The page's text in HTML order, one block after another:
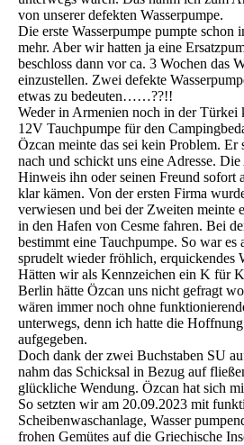
von unserer defekten Wasserpumpe.
Die erste Wasserpumpe pumpte schon
mehr. Aber wir hatten ja eine
beschloss dann vor ca. 3 Wochen das
einzustellen. Zwei defekte
etwas zu bedeuten……??!!
Weder in Armenien noch in der Türkei
12V Tauchpumpe für den
Özcan meinte das sei kein Problem. Er
nach und schickt uns eine Adresse.
Hinweis ihn oder seinen Freund sofort
klar kämen. Von der ersten Firma
verwiesen und bei der Zweiten meinte
in den Hafen von Cesme fahren. Bei
bestimmt eine Tauchpumpe. So war es
sprudelt wieder fröhlich, erquickendes
Hätten wir als Kennzeichen ein K für
Berlin hätte Özcan uns nicht gefragt
wären immer noch ohne
unterwegs, denn ich hatte die
aufgegeben.
Doch dank der zwei Buchstaben SU
nahm das Schicksal in Bezug auf
glückliche Wendung. Özcan hat sich
So setzten wir am 20.09.2023 mit
Scheibenwaschanlage, Wasser
frohen Gemütes auf die Griechische